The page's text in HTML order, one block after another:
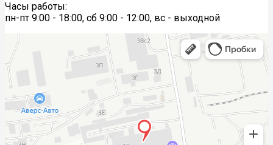
Часы работы:
пн-пт 9:00 - 18:00, сб 9:00 - 12:00, вс - выходной